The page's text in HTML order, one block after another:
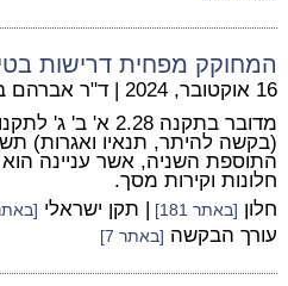
המחוקק מפחית דרישות
16 אוקטובר, 2024 | ד"ר אברהם
מדובר בתקנה 2.28 א'
התוספת השניה, אשר עניינה
חלונות וקירות מסך.
חלון [באתר 181] | תקן ישראלי [באתר
עורך הבקשה [באתר 7]